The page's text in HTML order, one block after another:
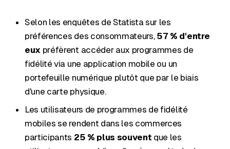
Selon les enquêtes de Statista sur les
préférences des consommateurs, 57 % d'entre
eux préfèrent accéder aux programmes de
fidélité via une application mobile ou un
portefeuille numérique plutôt que par le biais
d'une carte physique.
Les utilisateurs de programmes de fidélité
mobiles se rendent dans les commerces
participants 25 % plus souvent que les